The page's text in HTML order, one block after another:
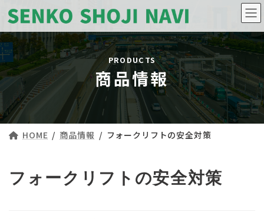
ン
ツ
へ
ス
キ
ー
シ
ョ
ン
に
商品情報
HOME 商品情報 フォークリフトの安全対策
フォークリフトの安全対策